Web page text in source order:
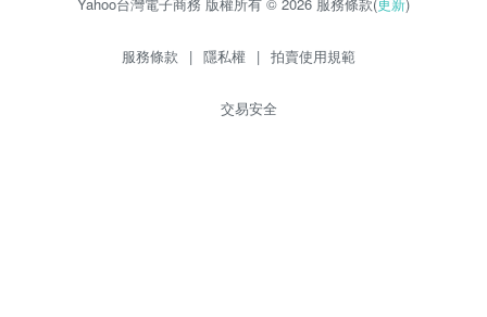
服務條款 | 隱私權 | 拍賣使用規範
交易安全